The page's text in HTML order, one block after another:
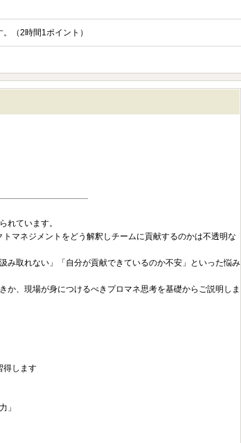
（2時間1ポイント）
れています。
マネジメントをどう解釈しチームに貢献するのかは不透明な
み取れない」「自分が貢献できているのか不安」といった悩み
、現場が身につけるべきプロマネ思考を基礎からご説明しま
得します
」